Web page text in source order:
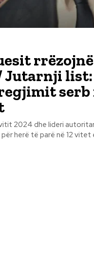
rrëzojnë
Jutarnji
serb
2024 dhe lideri
për herë të parë në 12 vitet